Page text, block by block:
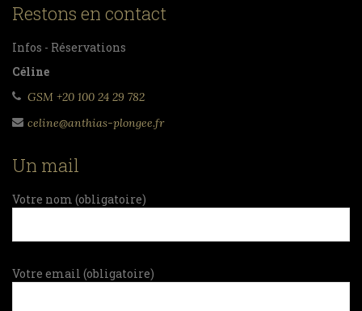
Restons en contact
Infos - Réservations
Céline
GSM +20 100 24 29 782
celine@anthias-plongee.fr
Un mail
Votre nom (obligatoire)
Votre email (obligatoire)